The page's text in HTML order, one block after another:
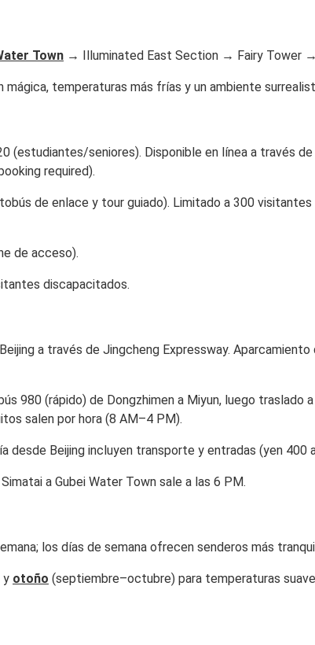
Town → Illuminated East Section → Fairy Tower →
mágica, temperaturas más frías y un ambiente
(estudiantes/seniores). Disponible en línea a través de
required).
de enlace y tour guiado). Limitado a 300 visitantes
de acceso).
discapacitados.
a través de Jingcheng Expressway.
980 (rápido) de Dongzhimen a Miyun, luego traslado
salen por hora (8 AM–4 PM).
desde Beijing incluyen transporte y entradas (yen 400
a Gubei Water Town sale a las 6 PM.
los días de semana ofrecen senderos más
y otoño (septiembre–octubre) para temperaturas